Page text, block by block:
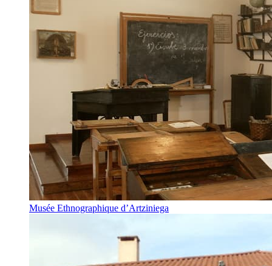
Musée Ethnographique d’Artziniega